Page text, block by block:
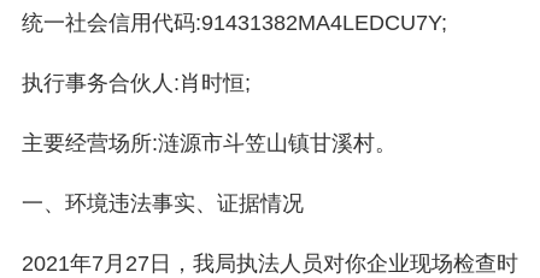
统一社会信用代码:91431382MA4LEDCU7Y;
执行事务合伙人:肖时恒;
主要经营场所:涟源市斗笠山镇甘溪村。
一、环境违法事实、证据情况
2021年7月27日，我局执法人员对你企业现场检查时